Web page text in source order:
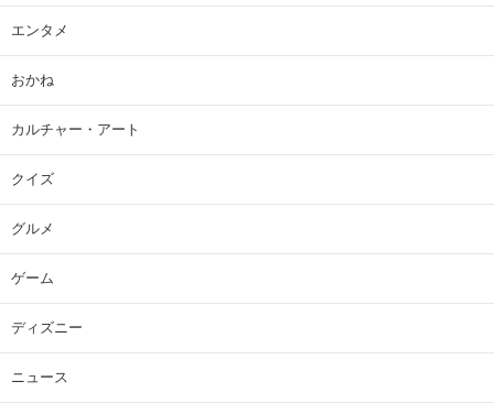
エンタメ
おかね
カルチャー・アート
クイズ
グルメ
ゲーム
ディズニー
ニュース